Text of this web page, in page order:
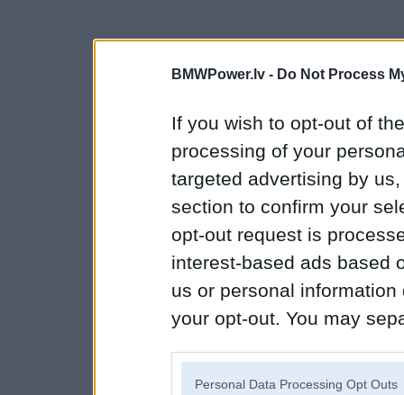
BMWPower.lv - Do Not Process
If you wish to opt-out of
processing of your
targeted advertising by
section to confirm your
opt-out request is
interest-based ads based
us or personal
your opt-out. You may
Personal Data Processing Opt Outs